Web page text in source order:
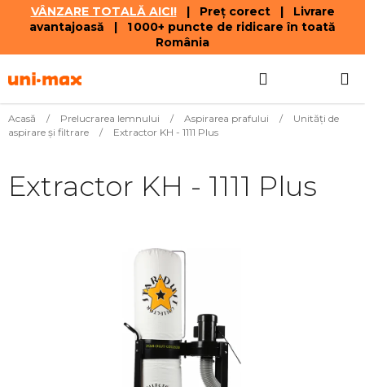
VÂNZARE TOTALĂ AICI!| Preț corect | Livrare
avantajoasă | 1 000+ puncte de ridicare în toată
România
la
DE
Acasă / Prelucrarea lemnului / Aspirarea prafului /
Unități de
aspirare și filtrare
/ Extractor KH - 1111 Plus
Extractor KH - 1111 Plus